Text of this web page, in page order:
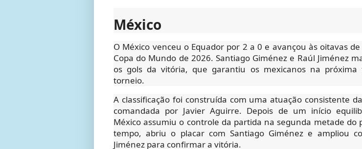
México
O México venceu o Equador por 2 a 0 e avançou às oitavas
Copa do Mundo de 2026. Santiago Giménez e Raúl Jiménez
os gols da vitória, que garantiu os mexicanos na próxima
torneio.
A classificação foi construída com uma atuação consistente
comandada por Javier Aguirre. Depois de um início
México assumiu o controle da partida na segunda metade do
tempo, abriu o placar com Santiago Giménez e ampliou
Jiménez para confirmar a vitória.